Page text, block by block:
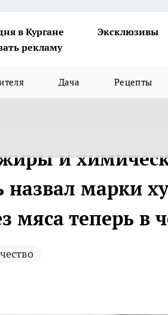
в Кургане Эксклюзивы
рекламу
Дача Рецепты
и
назвал марки
мяса теперь в